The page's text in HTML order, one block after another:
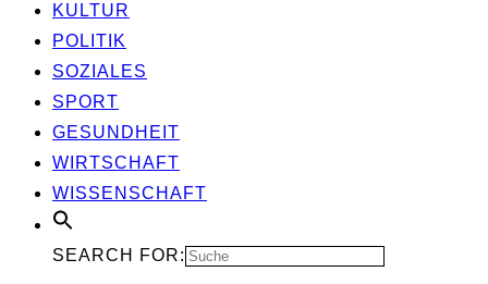
KUL­TUR
POLI­TIK
SOZIA­LES
SPORT
GESUND­HEIT
WIRT­SCHAFT
WIS­SEN­SCHAFT
SEARCH FOR: